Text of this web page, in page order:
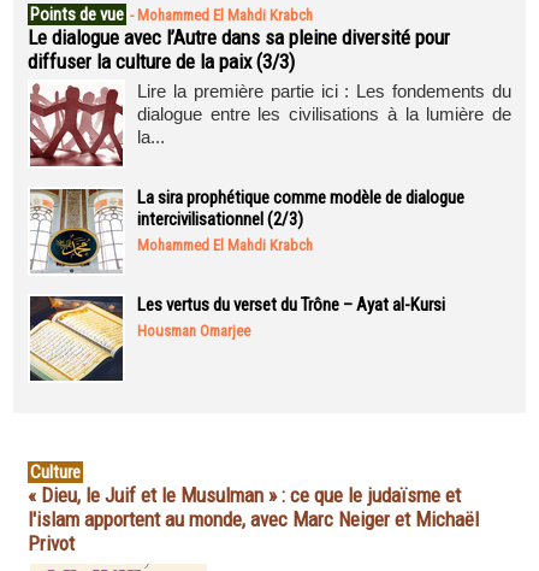
Points de vue - Mohammed El Mahdi Krabch
Le dialogue avec l’Autre dans sa pleine diversité pour
diffuser la culture de la paix (3/3)
Lire la première partie ici : Les fondements du
dialogue entre les civilisations à la lumière de
la...
La sira prophétique comme modèle de dialogue
intercivilisationnel (2/3)
Mohammed El Mahdi Krabch
Les vertus du verset du Trône – Ayat al-Kursi
Housman Omarjee
Culture
« Dieu, le Juif et le Musulman » : ce que le judaïsme et
l'islam apportent au monde, avec Marc Neiger et Michaël
Privot